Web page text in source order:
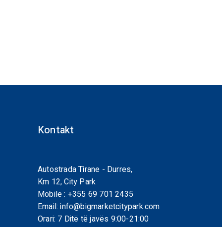
Kontakt
Autostrada Tirane - Durres,
Km 12, City Park
Mobile : +355 69 701 2435
Email:info@bigmarketcitypark.com
Orari: 7 Ditë të javës 9:00-21:00